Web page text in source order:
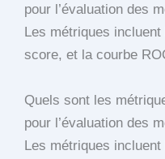
pour l’évaluation des
Les métriques
score, et la courbe
Quels sont les
pour l’évaluation des
Les métriques incluent